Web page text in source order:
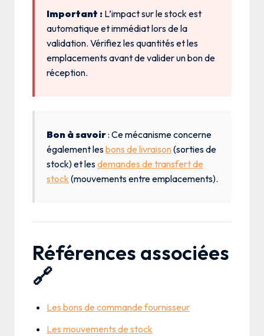
Important : L’impact sur le stock est
automatique et immédiat lors de la
validation. Vérifiez les quantités et les
emplacements avant de valider un bon de
réception.
Bon à savoir: Ce mécanisme concerne
également lesbons de livraison(sorties de
stock) et lesdemandes de transfert de
stock (mouvements entre emplacements).
Références associées
🔗
Les bons de commande fournisseur
Les mouvements de stock